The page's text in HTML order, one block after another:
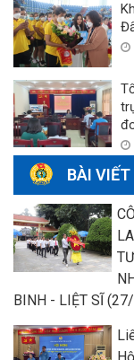
BÀI
BINH - LIỆT SĨ